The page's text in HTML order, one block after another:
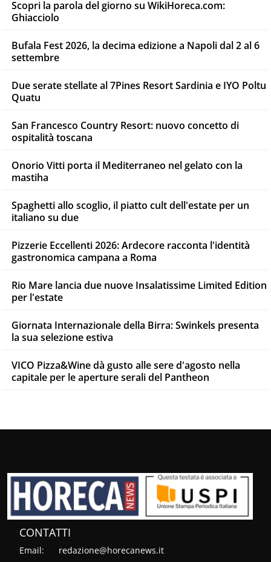
Scopri la parola del giorno su WikiHoreca.com:
Ghiacciolo
Bufala Fest 2026, la decima edizione a Napoli dal 2 al 6
settembre
Due serate stellate al 7Pines Resort Sardinia e IYO Poltu
Quatu
San Francesco Country Resort: nuovo concetto di
ospitalità toscana
Onorio Vitti porta il Mediterraneo nel gelato con la
mastiha
Spaghetti allo scoglio, il piatto cult dell'estate per un
italiano su due
Pizzerie Eccellenti 2026: Ardecore racconta l'identità
gastronomica campana a Roma
Rio Mare lancia due nuove Insalatissime Limited Edition
per l'estate
Giornata Internazionale della Birra: Swinkels presenta
la sua selezione estiva
VICO Pizza&Wine dà gusto alle sere d'agosto nella
capitale per le aperture serali del Pantheon
CONTATTI
Email: redazione@horecanews.it